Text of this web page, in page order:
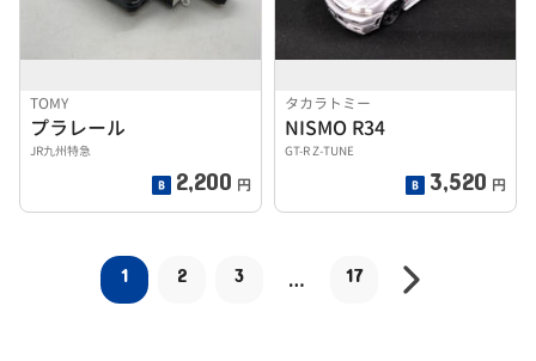
TOMY
プラレール
JR九州特急
2,200 円
タカラトミー
NISMO R34
GT-R Z-TUNE
3,520 円
1 2 3 … 17